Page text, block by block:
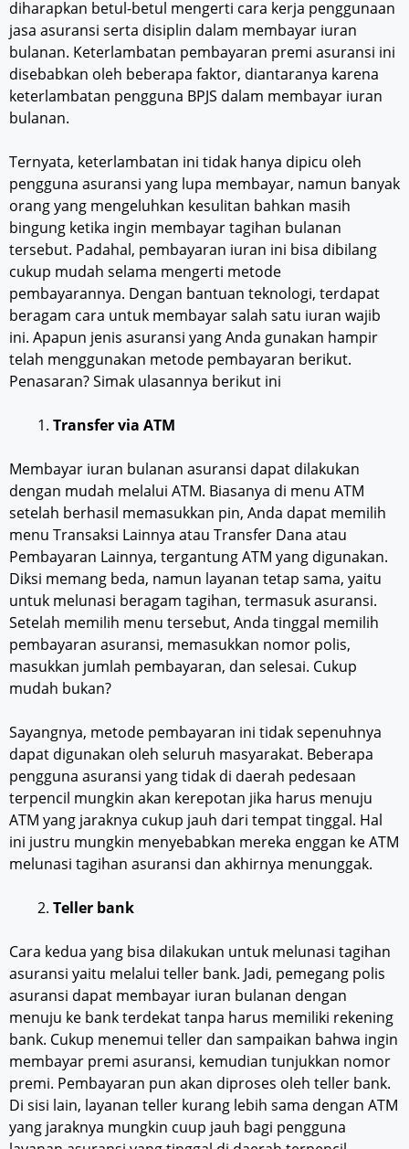
diharapkan betul-betul mengerti cara kerja penggunaan
jasa asuransi serta disiplin dalam membayar iuran
bulanan. Keterlambatan pembayaran premi asuransi ini
disebabkan oleh beberapa faktor, diantaranya karena
keterlambatan pengguna BPJS dalam membayar iuran
bulanan.
Ternyata, keterlambatan ini tidak hanya dipicu oleh
pengguna asuransi yang lupa membayar, namun banyak
orang yang mengeluhkan kesulitan bahkan masih
bingung ketika ingin membayar tagihan bulanan
tersebut. Padahal, pembayaran iuran ini bisa dibilang
cukup mudah selama mengerti metode
pembayarannya. Dengan bantuan teknologi, terdapat
beragam cara untuk membayar salah satu iuran wajib
ini. Apapun jenis asuransi yang Anda gunakan hampir
telah menggunakan metode pembayaran berikut.
Penasaran? Simak ulasannya berikut ini
Transfer via ATM
Membayar iuran bulanan asuransi dapat dilakukan
dengan mudah melalui ATM. Biasanya di menu ATM
setelah berhasil memasukkan pin, Anda dapat memilih
menu Transaksi Lainnya atau Transfer Dana atau
Pembayaran Lainnya, tergantung ATM yang digunakan.
Diksi memang beda, namun layanan tetap sama, yaitu
untuk melunasi beragam tagihan, termasuk asuransi.
Setelah memilih menu tersebut, Anda tinggal memilih
pembayaran asuransi, memasukkan nomor polis,
masukkan jumlah pembayaran, dan selesai. Cukup
mudah bukan?
Sayangnya, metode pembayaran ini tidak sepenuhnya
dapat digunakan oleh seluruh masyarakat. Beberapa
pengguna asuransi yang tidak di daerah pedesaan
terpencil mungkin akan kerepotan jika harus menuju
ATM yang jaraknya cukup jauh dari tempat tinggal. Hal
ini justru mungkin menyebabkan mereka enggan ke ATM
melunasi tagihan asuransi dan akhirnya menunggak.
Teller bank
Cara kedua yang bisa dilakukan untuk melunasi tagihan
asuransi yaitu melalui teller bank. Jadi, pemegang polis
asuransi dapat membayar iuran bulanan dengan
menuju ke bank terdekat tanpa harus memiliki rekening
bank. Cukup menemui teller dan sampaikan bahwa ingin
membayar premi asuransi, kemudian tunjukkan nomor
premi. Pembayaran pun akan diproses oleh teller bank.
Di sisi lain, layanan teller kurang lebih sama dengan ATM
yang jaraknya mungkin cuup jauh bagi pengguna